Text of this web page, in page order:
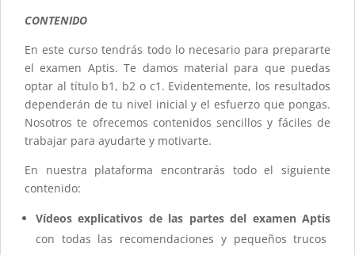
CONTENIDO
En este curso tendrás todo lo necesario para prepararte
el examen Aptis. Te damos material para que puedas
optar al título b1, b2 o c1. Evidentemente, los resultados
dependerán de tu nivel inicial y el esfuerzo que pongas.
Nosotros te ofrecemos contenidos sencillos y fáciles de
trabajar para ayudarte y motivarte.
En nuestra plataforma encontrarás todo el siguiente
contenido:
Vídeos explicativos de las partes del examen Aptis
con todas las recomendaciones y pequeños trucos